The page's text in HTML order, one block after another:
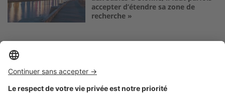
accepter d’étendre sa zone de
recherche »
Logic-Immo c’est aussi …